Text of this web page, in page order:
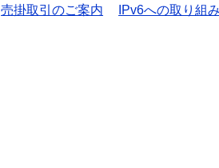
売掛取引のご案内
IPv6への取り組み